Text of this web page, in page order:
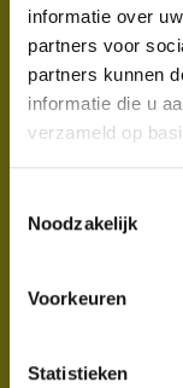
informatie over
partners voor
partners kunnen
informatie die u
verzameld op
Noodzakelijk
Voorkeuren
Statistieken
Fairtrade
uitstekende smaak,
boeren en hun